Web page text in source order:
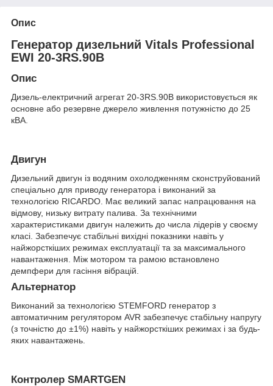
Опис
Генератор дизельний Vitals Professional
EWI 20-3RS.90B
Опис
Дизель-електричний агрегат 20-3RS.90B використовується як
основне або резервне джерело живлення потужністю до 25
кВА.
Двигун
Дизельний двигун із водяним охолодженням сконструйований
спеціально для приводу генератора і виконаний за
технологією RICARDO. Має великий запас напрацювання на
відмову, низьку витрату палива. За технічними
характеристиками двигун належить до числа лідерів у своєму
класі. Забезпечує стабільні вихідні показники навіть у
найжорсткіших режимах експлуатації та за максимального
навантаження. Між мотором та рамою встановлено
демпфери для гасіння вібрацій.
Альтернатор
Виконаний за технологією STEMFORD генератор з
автоматичним регулятором AVR забезпечує стабільну напругу
(з точністю до ±1%) навіть у найжорсткіших режимах і за будь-
яких навантажень.
Контролер SMARTGEN